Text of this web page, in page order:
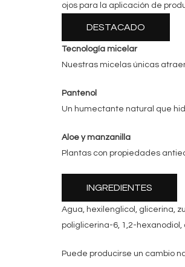
ojos para la aplicación de
DESTACADO
Tecnología micelar
Nuestras micelas únicas
Pantenol
Un humectante natural que
Aloe y manzanilla
Plantas con propiedades
INGREDIENTES
Agua, hexilenglicol, glicerina,
poliglicerina-6, 1,2-
Puede producirse un cambio